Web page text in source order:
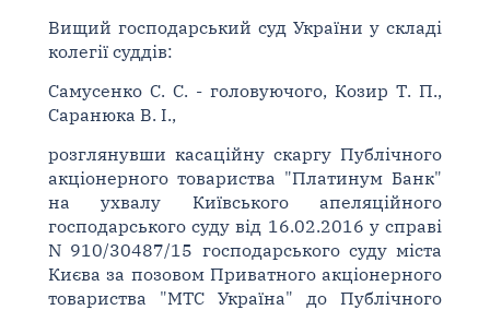
Вищий господарський суд України у складі
колегії суддів:
Самусенко С. С. - головуючого, Козир Т. П.,
Саранюка В. І.,
розглянувши касаційну скаргу Публічного
акціонерного товариства "Платинум Банк"
на ухвалу Київського апеляційного
господарського суду від 16.02.2016 у справі
N 910/30487/15 господарського суду міста
Києва за позовом Приватного акціонерного
товариства "МТС Україна" до Публічного